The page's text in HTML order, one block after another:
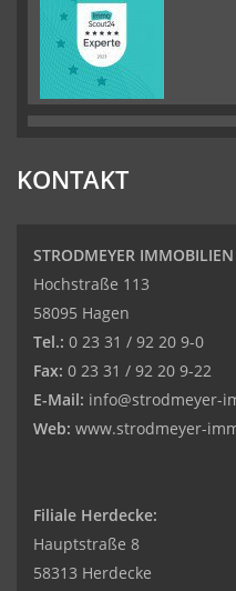
KONTAKT
STRODMEYER IMMOBILIEN
Hochstraße 113
58095 Hagen
Tel.: 0 23 31 / 92 20 9-0
Fax: 0 23 31 / 92 20 9-22
E-Mail: info@strodmeyer-
Web: www.strodmeyer-
Filiale Herdecke:
Hauptstraße 8
58313 Herdecke